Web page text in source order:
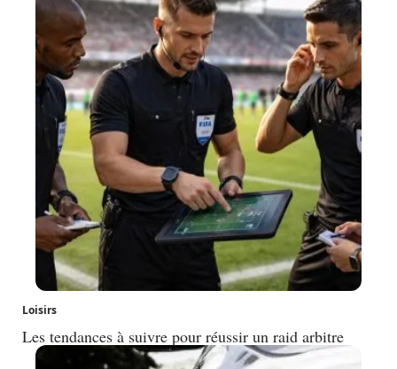
Loisirs
Les tendances à suivre pour réussir un raid arbitre